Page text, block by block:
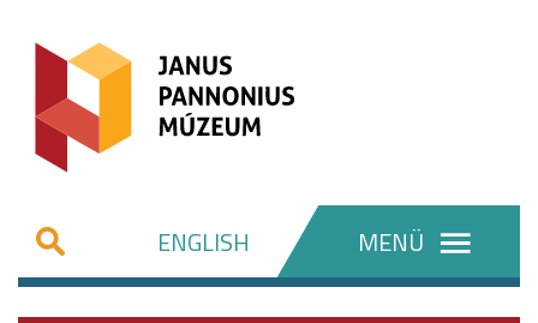
ENGLISH MENÜ